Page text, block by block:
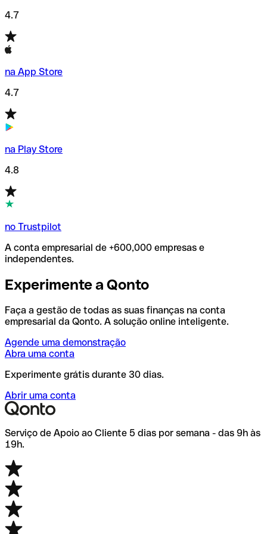
4.7
na App Store
4.7
na Play Store
4.8
no Trustpilot
A conta empresarial de +600,000 empresas e
independentes.
Experimente a Qonto
Faça a gestão de todas as suas finanças na conta
empresarial da Qonto. A solução online inteligente.
Agende uma demonstração
Abra uma conta
Experimente grátis durante 30 dias.
Abrir uma conta
Serviço de Apoio ao Cliente 5 dias por semana - das 9h às
19h.